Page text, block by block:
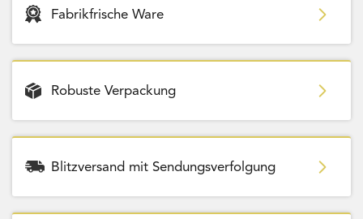
Fabrikfrische Ware
Robuste Verpackung
Blitzversand mit Sendungsverfolgung